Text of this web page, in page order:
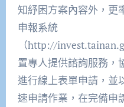
知紓困方案內容外，更
申報系統
（http://
置專人提供諮詢服務，
進行線上表單申請，並
速申請作業，在完備申